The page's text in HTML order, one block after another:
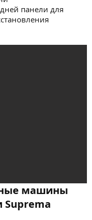
панели для
машины
Suprema